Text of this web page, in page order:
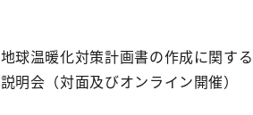
地球温暖化対策計画書の作成に関する
説明会（対面及びオンライン開催）